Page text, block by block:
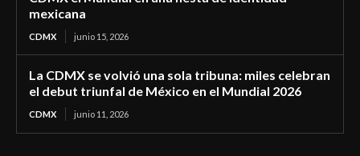
mexicana
CDMX junio 15, 2026
La CDMX se volvió una sola tribuna: miles celebran
el debut triunfal de México en el Mundial 2026
CDMX junio 11, 2026